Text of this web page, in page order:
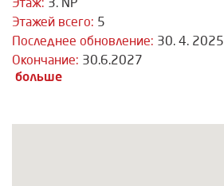
Этажей всего: 5
Последнее обновление: 30. 4. 2025
Окончание: 30.6.2027
больше